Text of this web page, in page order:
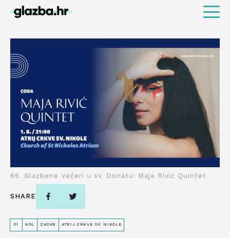
01 KOL ZADAR ATRIJ CRKVE SV. NIKOLE
66. Glazbene večeri u sv. Donatu: Maja Rivić Quintet
SHARE